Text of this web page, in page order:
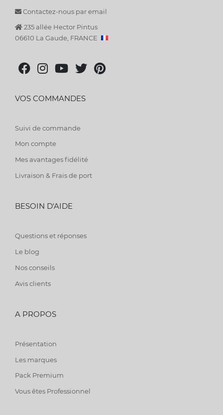
Contactez-nous par email
235 allée Hector Pintus
06610 La Gaude, FRANCE
VOS COMMANDES
Suivi de commande
Mon compte
Mes avantages fidélité
Livraison & Frais de port
BESOIN D'AIDE
Questions et réponses
Le blog
Nos conseils
Avis clients
A PROPOS
Présentation
Les marques
Pack Premium
Vous êtes Professionnel